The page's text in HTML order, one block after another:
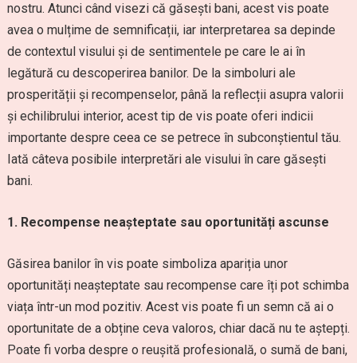
nostru. Atunci când visezi că găsești bani, acest vis poate
avea o mulțime de semnificații, iar interpretarea sa depinde
de contextul visului și de sentimentele pe care le ai în
legătură cu descoperirea banilor. De la simboluri ale
prosperității și recompenselor, până la reflecții asupra valorii
și echilibrului interior, acest tip de vis poate oferi indicii
importante despre ceea ce se petrece în subconștientul tău.
Iată câteva posibile interpretări ale visului în care găsești
bani.
1. Recompense neașteptate sau oportunități ascunse
Găsirea banilor în vis poate simboliza apariția unor
oportunități neașteptate sau recompense care îți pot schimba
viața într-un mod pozitiv. Acest vis poate fi un semn că ai o
oportunitate de a obține ceva valoros, chiar dacă nu te aștepți.
Poate fi vorba despre o reușită profesională, o sumă de bani,